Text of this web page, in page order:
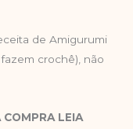
de Amigurumi
crochê), não
COMPRA LEIA